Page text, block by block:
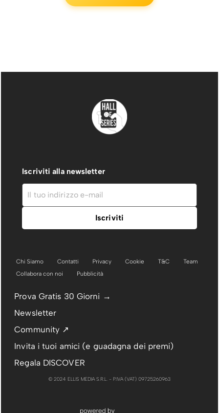
Iscriviti alla newsletter
Chi Siamo Contatti Privacy Cookie T&C
Team
Collabora con noi
Pubblicità
Prova Gratis 30 Giorni →
Newsletter
Community ↗
Invita i tuoi amici (e guadagna dei premi)
Regala DISCOVER
© 2024 ELLIS MEDIA S.R.L. - P.IVA (VAT) 09725260963